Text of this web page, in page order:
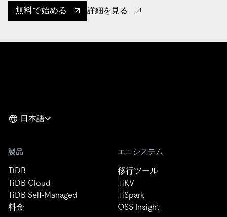
無料で始める 詳細を見る
日本語
製品
TiDB
TiDB Cloud
TiDB Self-Managed
料金
エコシステム
移行ツール
TiKV
TiSpark
OSS Insight